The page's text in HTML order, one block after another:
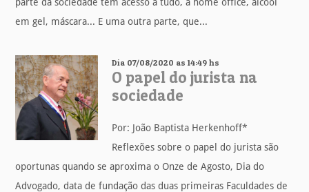
em gel, máscara... E uma outra parte, que...
Dia 07/08/2020 as 14:49 hs
O papel do jurista na
sociedade
Por: João Baptista Herkenhoff*
Reflexões sobre o papel do jurista são
oportunas quando se aproxima o Onze de Agosto, Dia do
Advogado, data de fundação das duas primeiras Faculdades de